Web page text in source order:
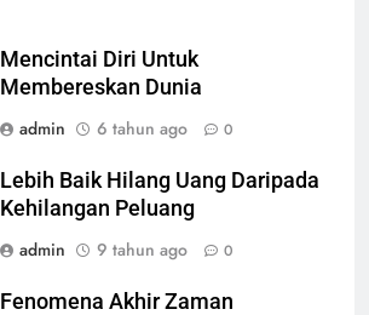
Mencintai Diri Untuk
Membereskan Dunia
admin
6 tahun ago 0
Lebih Baik Hilang Uang Daripada
Kehilangan Peluang
admin
9 tahun ago 0
Fenomena Akhir Zaman